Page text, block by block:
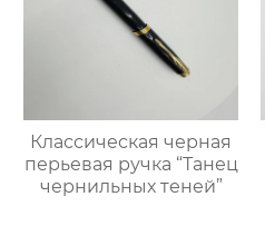
Классическая черная
перьевая ручка “Танец
чернильных теней”